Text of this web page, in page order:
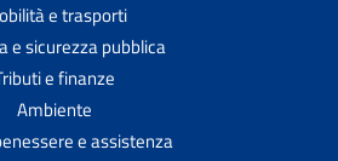
e trasporti
e sicurezza pubblica
e finanze
Ambiente
e assistenza